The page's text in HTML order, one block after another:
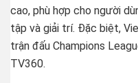
cao, phù hợp cho người
tập và giải trí. Đặc biệt,
trận đấu Champions
TV360.